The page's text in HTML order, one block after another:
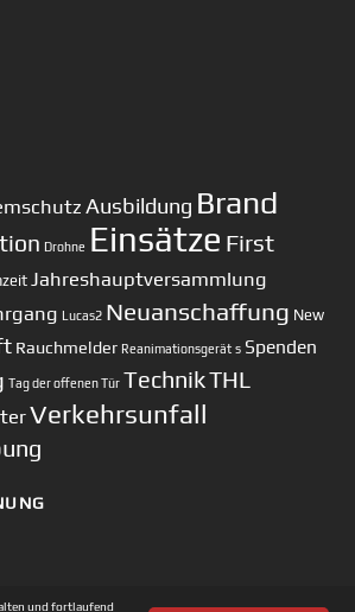
Ausbildung Brand
Drohne Einsätze First
Jahreshauptversammlung
Lucas2 Neuanschaffung New
Rauchmelder Reanimationsgerät s Spenden
Tag der offenen Tür TechnikTHL
Verkehrsunfall
und fortlaufend